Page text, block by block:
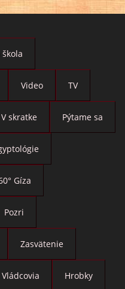
Video TV
V skratke Pýtame sa
Gíza
Pozri
Zasvätenie
Vládcovia Hrobky